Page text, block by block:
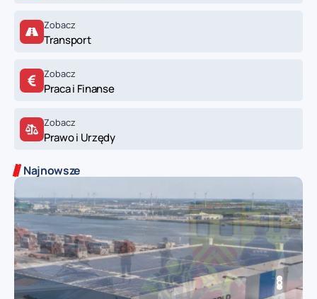
Zobacz
Transport
Zobacz
Praca i Finanse
Zobacz
Prawo i Urzędy
Najnowsze